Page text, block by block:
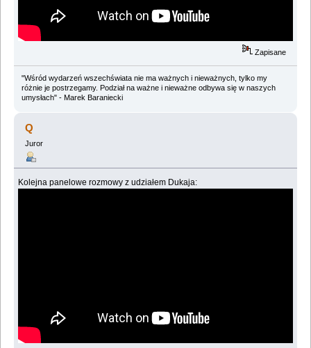
Zapisane
"Wśród wydarzeń wszechświata nie ma ważnych i nieważnych, tylko my
różnie je postrzegamy. Podział na ważne i nieważne odbywa się w naszych
umysłach" - Marek Baraniecki
Q
Juror
Kolejna panelowe rozmowy z udziałem Dukaja: